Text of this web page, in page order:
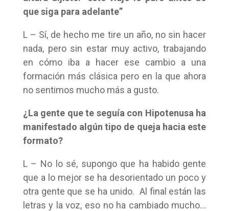
que siga para adelante”
L – Sí, de hecho me tire un año, no sin hacer
nada, pero sin estar muy activo, trabajando
en cómo iba a hacer ese cambio a una
formación más clásica pero en la que ahora
no sentimos mucho más a gusto.
¿La gente que te seguía con Hipotenusa ha
manifestado algún tipo de queja hacia este
formato?
L – No lo sé, supongo que ha habido gente
que a lo mejor se ha desorientado un poco y
otra gente que se ha unido. Al final están las
letras y la voz, eso no ha cambiado mucho…